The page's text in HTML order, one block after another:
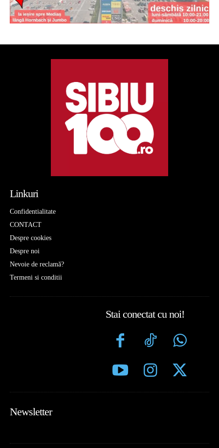
Linkuri
Confidentialitate
CONTACT
Despre cookies
Despre noi
Nevoie de reclamă?
Termeni si conditii
Stai conectat cu noi!
Newsletter